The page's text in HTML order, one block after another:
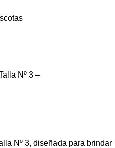
Nº 3 –
Nº 3, diseñada para brindar